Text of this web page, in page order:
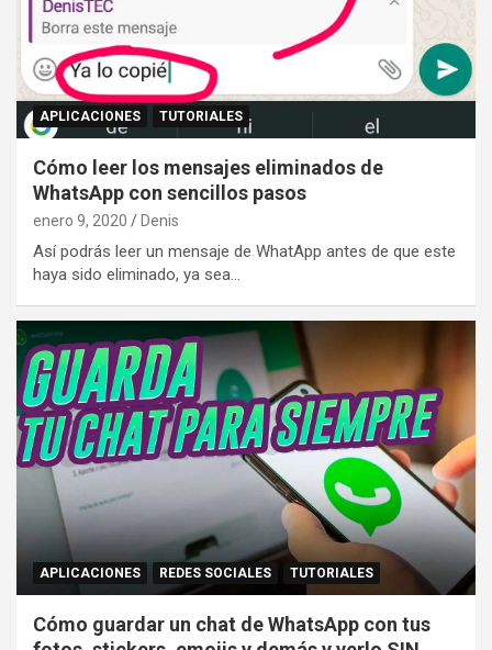
APLICACIONES TUTORIALES
Cómo leer los mensajes eliminados de
WhatsApp con sencillos pasos
enero 9, 2020 Denis
Así podrás leer un mensaje de WhatApp antes de que este
haya sido eliminado, ya sea…
APLICACIONES REDES SOCIALES TUTORIALES
Cómo guardar un chat de WhatsApp con tus